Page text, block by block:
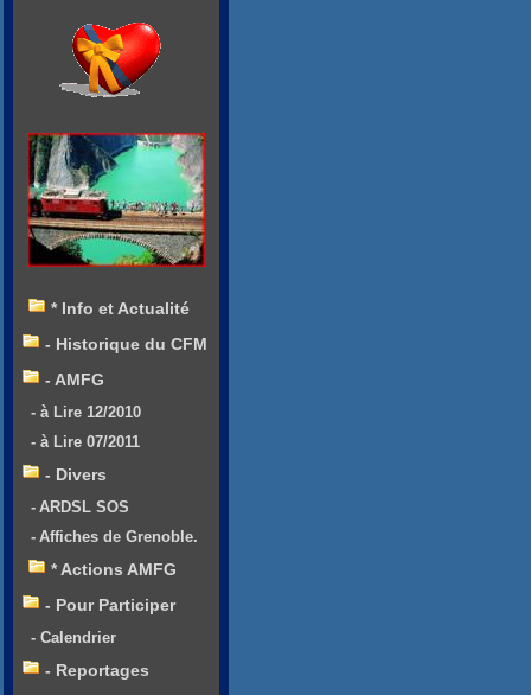
* Info et Actualité
- Historique du CFM
- AMFG
- à Lire 12/2010
- à Lire 07/2011
- Divers
- ARDSL SOS
- Affiches de Grenoble.
* Actions AMFG
- Pour Participer
- Calendrier
- Reportages